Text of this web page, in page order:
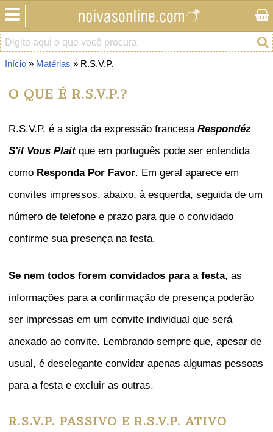
Início » Matérias » R.S.V.P.
O QUE É R.S.V.P.?
R.S.V.P. é a sigla da expressão francesaRespondéz
S'il Vous Plaitque em português pode ser entendida
como Responda Por Favor. Em geral aparece em
convites impressos, abaixo, à esquerda, seguida de um
número de telefone e prazo para que o convidado
confirme sua presença na festa.
Se nem todos forem convidados para a festa, as
informações para a confirmação de presença poderão
ser impressas em um convite individual que será
anexado ao convite. Lembrando sempre que, apesar de
usual, é deselegante convidar apenas algumas pessoas
para a festa e excluir as outras.
R.S.V.P. PASSIVO E R.S.V.P. ATIVO